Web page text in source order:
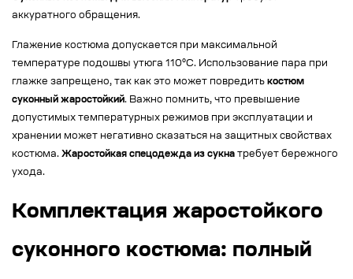
аккуратного обращения.
Глажение костюма допускается при максимальной
температуре подошвы утюга 110°C. Использование пара при
глажке запрещено, так как это может повредить костюм
суконный жаростойкий. Важно помнить, что превышение
допустимых температурных режимов при эксплуатации и
хранении может негативно сказаться на защитных свойствах
костюма. Жаростойкая спецодежда из сукна требует бережного
ухода.
Комплектация жаростойкого
суконного костюма: полный